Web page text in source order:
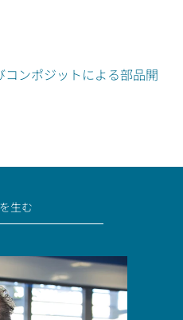
コンポジットによる部品開
生む